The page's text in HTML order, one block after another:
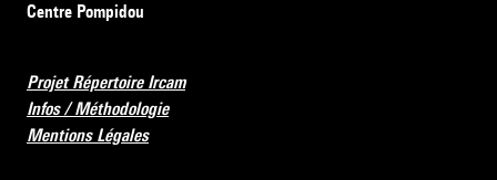
Centre Pompidou
Projet Répertoire Ircam
Infos / Méthodologie
Mentions Légales